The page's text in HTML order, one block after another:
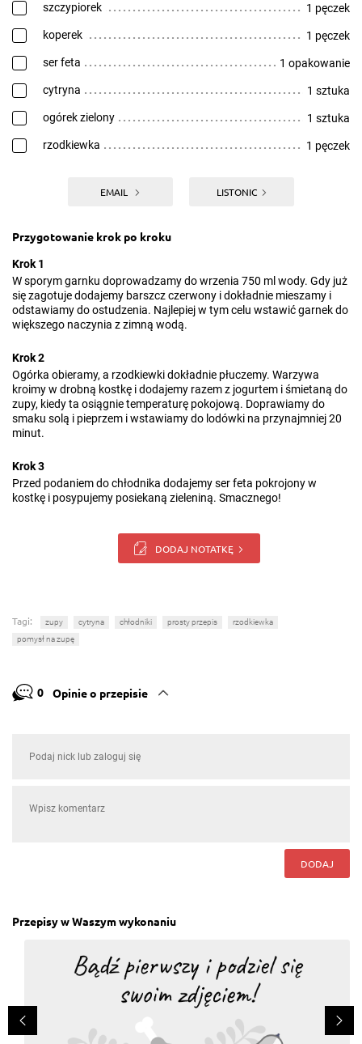
szczypiorek 1 pęczek
koperek 1 pęczek
ser feta 1 opakowanie
cytryna 1 sztuka
ogórek zielony 1 sztuka
rzodkiewka 1 pęczek
EMAIL LISTONIC
Przygotowanie krok po kroku
Krok 1
W sporym garnku doprowadzamy do wrzenia 750 ml wody. Gdy już
się zagotuje dodajemy barszcz czerwony i dokładnie mieszamy i
odstawiamy do ostudzenia. Najlepiej w tym celu wstawić garnek do
większego naczynia z zimną wodą.
Krok 2
Ogórka obieramy, a rzodkiewki dokładnie płuczemy. Warzywa
kroimy w drobną kostkę i dodajemy razem z jogurtem i śmietaną do
zupy, kiedy ta osiągnie temperaturę pokojową. Doprawiamy do
smaku solą i pieprzem i wstawiamy do lodówki na przynajmniej 20
minut.
Krok 3
Przed podaniem do chłodnika dodajemy ser feta pokrojony w
kostkę i posypujemy posiekaną zieleniną. Smacznego!
DODAJ NOTATKĘ
Tagi: zupy cytryna chłodniki prosty przepis
rzodkiewka
pomysł na zupę
0 Opinie o przepisie
DODAJ
Przepisy w Waszym wykonaniu